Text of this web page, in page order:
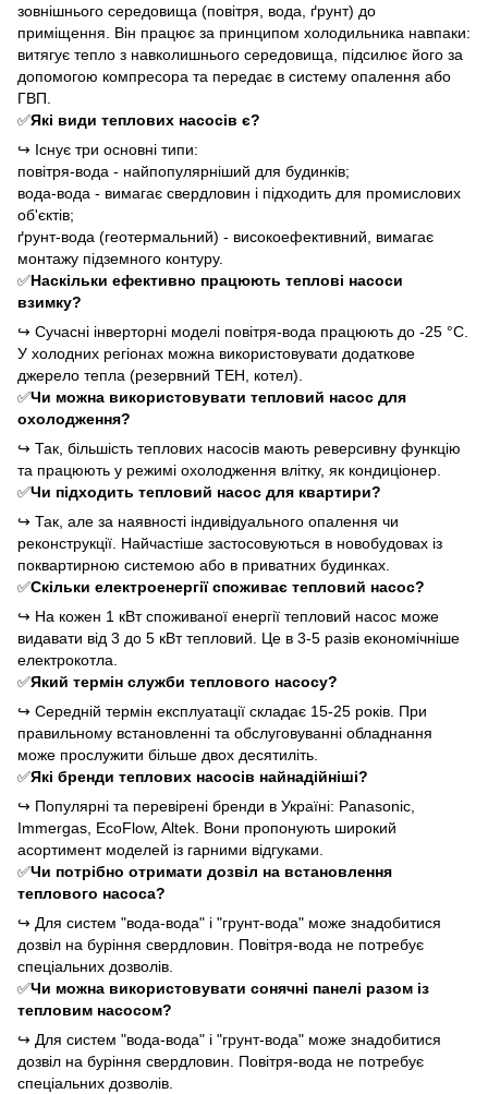
зовнішнього середовища (повітря, вода, ґрунт) до
приміщення. Він працює за принципом холодильника навпаки:
витягує тепло з навколишнього середовища, підсилює його за
допомогою компресора та передає в систему опалення або
ГВП.
✅Які види теплових насосів є?
↪ Існує три основні типи:
повітря-вода - найпопулярніший для будинків;
вода-вода - вимагає свердловин і підходить для промислових
об'єктів;
ґрунт-вода (геотермальний) - високоефективний, вимагає
монтажу підземного контуру.
✅Наскільки ефективно працюють теплові насоси
взимку?
↪ Сучасні інверторні моделі повітря-вода працюють до -25 °C.
У холодних регіонах можна використовувати додаткове
джерело тепла (резервний ТЕН, котел).
✅Чи можна використовувати тепловий насос для
охолодження?
↪ Так, більшість теплових насосів мають реверсивну функцію
та працюють у режимі охолодження влітку, як кондиціонер.
✅Чи підходить тепловий насос для квартири?
↪ Так, але за наявності індивідуального опалення чи
реконструкції. Найчастіше застосовуються в новобудовах із
поквартирною системою або в приватних будинках.
✅Скільки електроенергії споживає тепловий насос?
↪ На кожен 1 кВт споживаної енергії тепловий насос може
видавати від 3 до 5 кВт тепловий. Це в 3-5 разів економічніше
електрокотла.
✅Який термін служби теплового насосу?
↪ Середній термін експлуатації складає 15-25 років. При
правильному встановленні та обслуговуванні обладнання
може прослужити більше двох десятиліть.
✅Які бренди теплових насосів найнадійніші?
↪ Популярні та перевірені бренди в Україні: Panasonic,
Immergas, EcoFlow, Altek. Вони пропонують широкий
асортимент моделей із гарними відгуками.
✅Чи потрібно отримати дозвіл на встановлення
теплового насоса?
↪ Для систем "вода-вода" і "грунт-вода" може знадобитися
дозвіл на буріння свердловин. Повітря-вода не потребує
спеціальних дозволів.
✅Чи можна використовувати сонячні панелі разом із
тепловим насосом?
↪ Для систем "вода-вода" і "грунт-вода" може знадобитися
дозвіл на буріння свердловин. Повітря-вода не потребує
спеціальних дозволів.